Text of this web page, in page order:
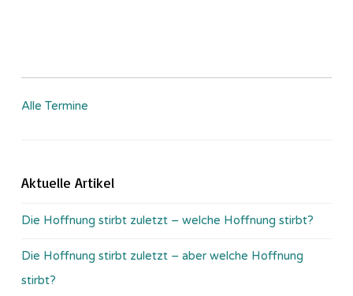
Alle Termine
Aktuelle Artikel
Die Hoffnung stirbt zuletzt – welche Hoffnung stirbt?
Die Hoffnung stirbt zuletzt – aber welche Hoffnung
stirbt?